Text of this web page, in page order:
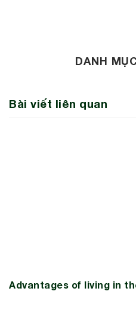
DANH
Bài viết liên quan
Advantages of living in